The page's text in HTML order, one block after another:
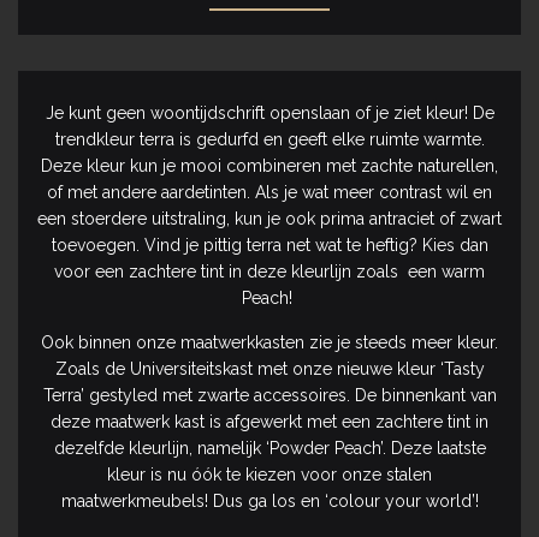
Je kunt geen woontijdschrift openslaan of je ziet kleur! De
trendkleur terra is gedurfd en geeft elke ruimte warmte.
Deze kleur kun je mooi combineren met zachte naturellen,
of met andere aardetinten. Als je wat meer contrast wil en
een stoerdere uitstraling, kun je ook prima antraciet of zwart
toevoegen. Vind je pittig terra net wat te heftig? Kies dan
voor een zachtere tint in deze kleurlijn zoals een warm
Peach!
Ook binnen onze maatwerkkasten zie je steeds meer kleur.
Zoals de Universiteitskast met onze nieuwe kleur ‘Tasty
Terra’ gestyled met zwarte accessoires. De binnenkant van
deze maatwerk kast is afgewerkt met een zachtere tint in
dezelfde kleurlijn, namelijk ‘Powder Peach’. Deze laatste
kleur is nu óók te kiezen voor onze stalen
maatwerkmeubels! Dus ga los en ‘colour your world’!